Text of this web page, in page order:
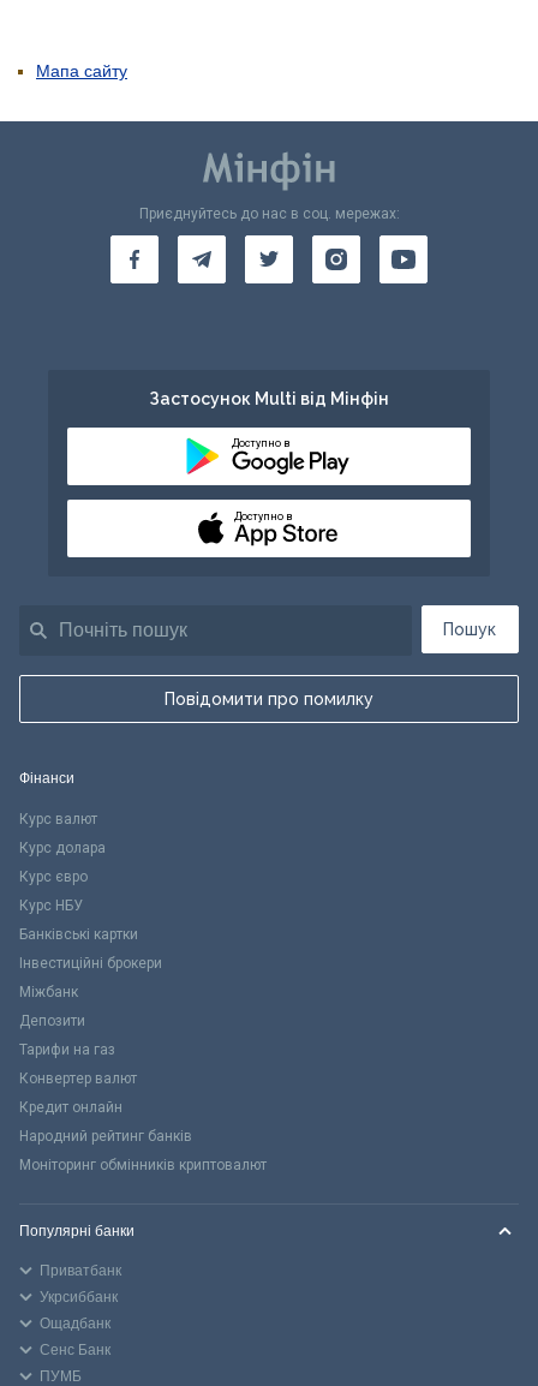
Мапа сайту
Пошук
Повідомити про помилку
Приєднуйтесь до нас в соц. мережах:
Застосунок Multi від Мінфін
Доступно в
Доступно в
Фінанси
Курс валют
Курс долара
Курс євро
Курс НБУ
Банківські картки
Інвестиційні брокери
Міжбанк
Депозити
Тарифи на газ
Конвертер валют
Кредит онлайн
Народний рейтинг банків
Моніторинг обмінників криптовалют
Популярні банки
Приватбанк
Укрсиббанк
Ощадбанк
Сенс Банк
ПУМБ